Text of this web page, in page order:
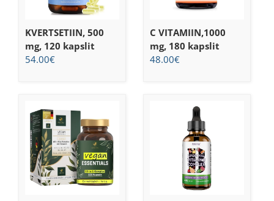
KVERTSETIIN, 500
mg, 120 kapslit
54.00€
C VITAMIIN,1000
mg, 180 kapslit
48.00€